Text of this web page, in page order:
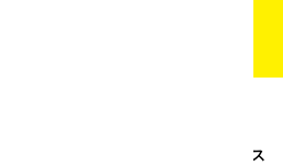
。ガソリンス